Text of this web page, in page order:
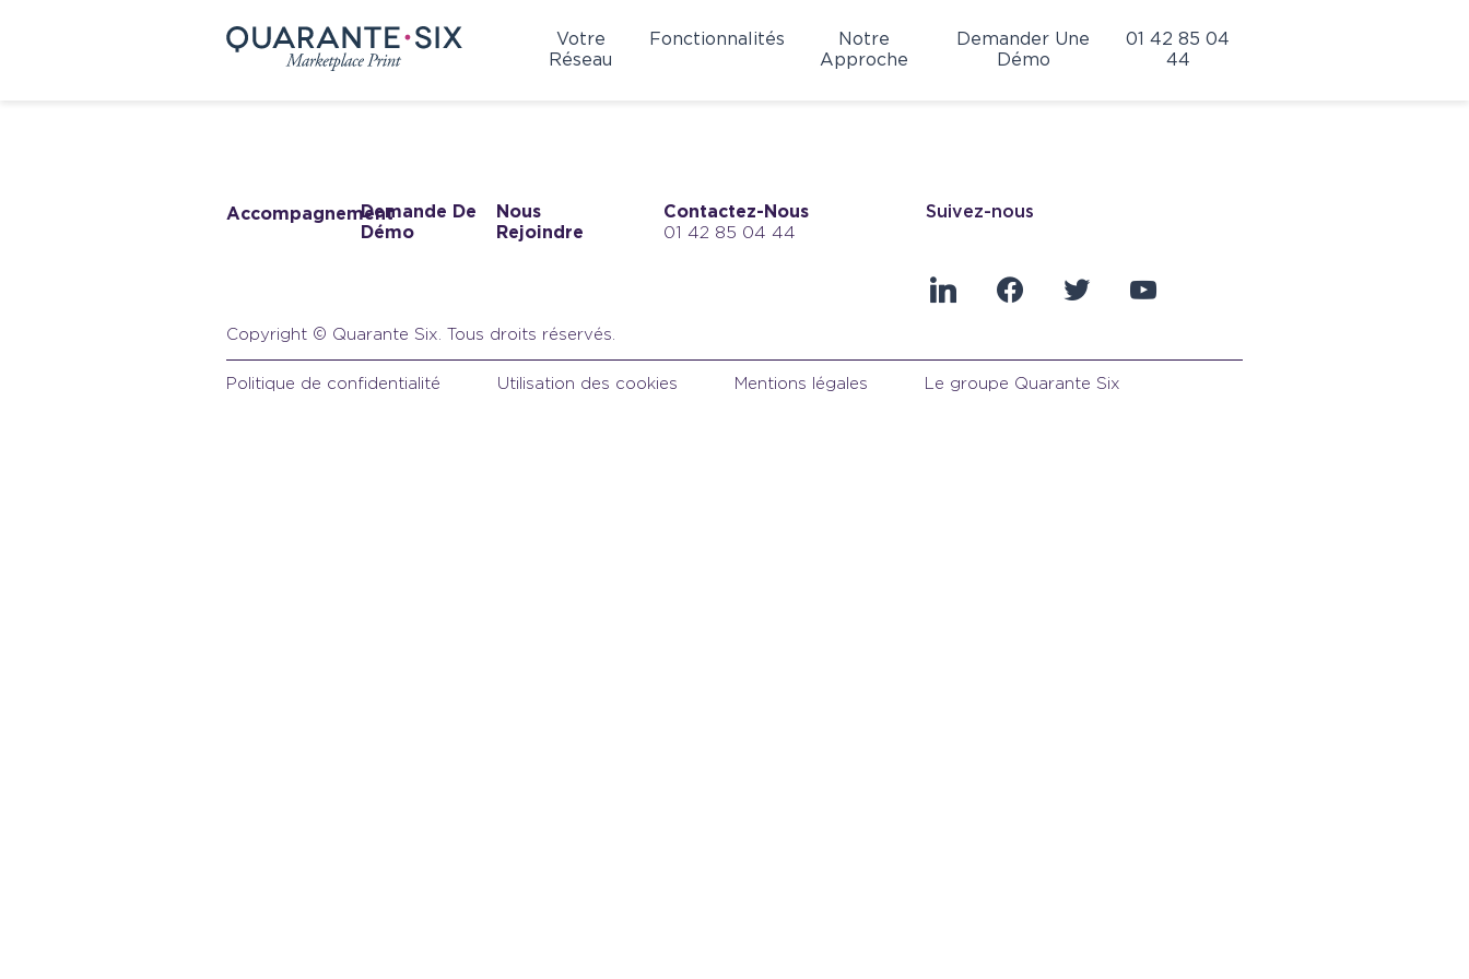
Votre
Réseau
Fonctionnalités
Notre
Approche
Demander Une
Démo
01 42 85 04
44
AccompagnementDemande De
Démo
Nous
Rejoindre
Contactez-Nous
01 42 85 04 44
Suivez-nous
linkedinfacebooktwitteryoutube
Copyright © Quarante Six. Tous droits réservés.
Politique de confidentialité Utilisation des cookies Mentions légales Le groupe Quarante Six